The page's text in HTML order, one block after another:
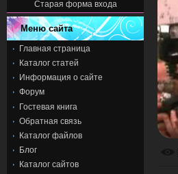
Старая форма входа
Меню сайта
Главная страница
Каталог статей
Информация о сайте
Форум
Гостевая книга
Обратная связь
Каталог файлов
Блог
Каталог сайтов